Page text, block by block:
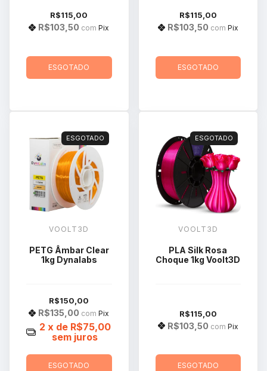
R$115,00
R$103,50 com Pix
ESGOTADO
R$115,00
R$103,50 com Pix
ESGOTADO
ESGOTADO
VOOLT3D
PETG Âmbar Clear
1kg Dynalabs
R$150,00
R$135,00 com Pix
2 x de R$75,00
sem juros
ESGOTADO
ESGOTADO
VOOLT3D
PLA Silk Rosa
Choque 1kg Voolt3D
R$115,00
R$103,50 com Pix
ESGOTADO